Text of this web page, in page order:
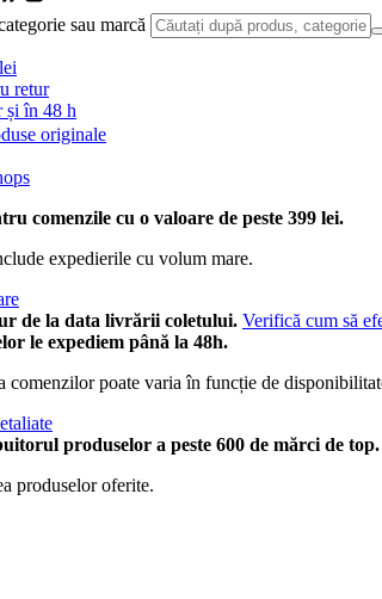
sau marcă
retur
și în 48 h
originale
comenzile cu o valoare de peste 399 lei.
expedierile cu volum mare.
de la data livrării coletului. Verifică cum să
le expediem până la 48h.
comenzilor poate varia în funcție de
produselor a peste 600 de mărci de top.
produselor oferite.